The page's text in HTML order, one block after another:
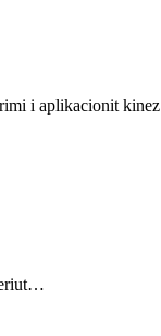
i aplikacionit